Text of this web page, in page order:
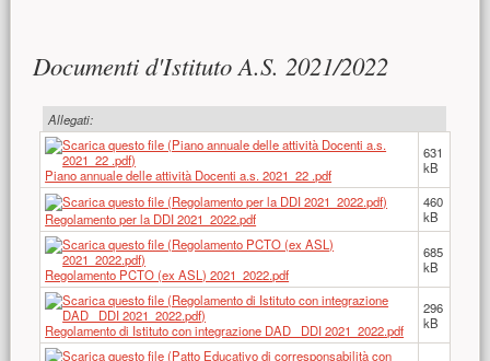
Documenti d'Istituto A.S. 2021/2022
Allegati:
Piano annuale delle attività Docenti a.s. 2021_22 .pdf
631
kB
Regolamento per la DDI 2021_2022.pdf
460
kB
Regolamento PCTO (ex ASL) 2021_2022.pdf
685
kB
Regolamento di Istituto con integrazione DAD_ DDI 2021_2022.pdf
296
kB